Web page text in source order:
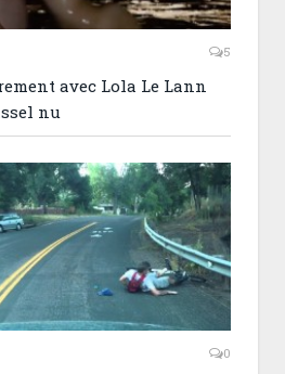
5
avec Lola Le Lann
nu
0